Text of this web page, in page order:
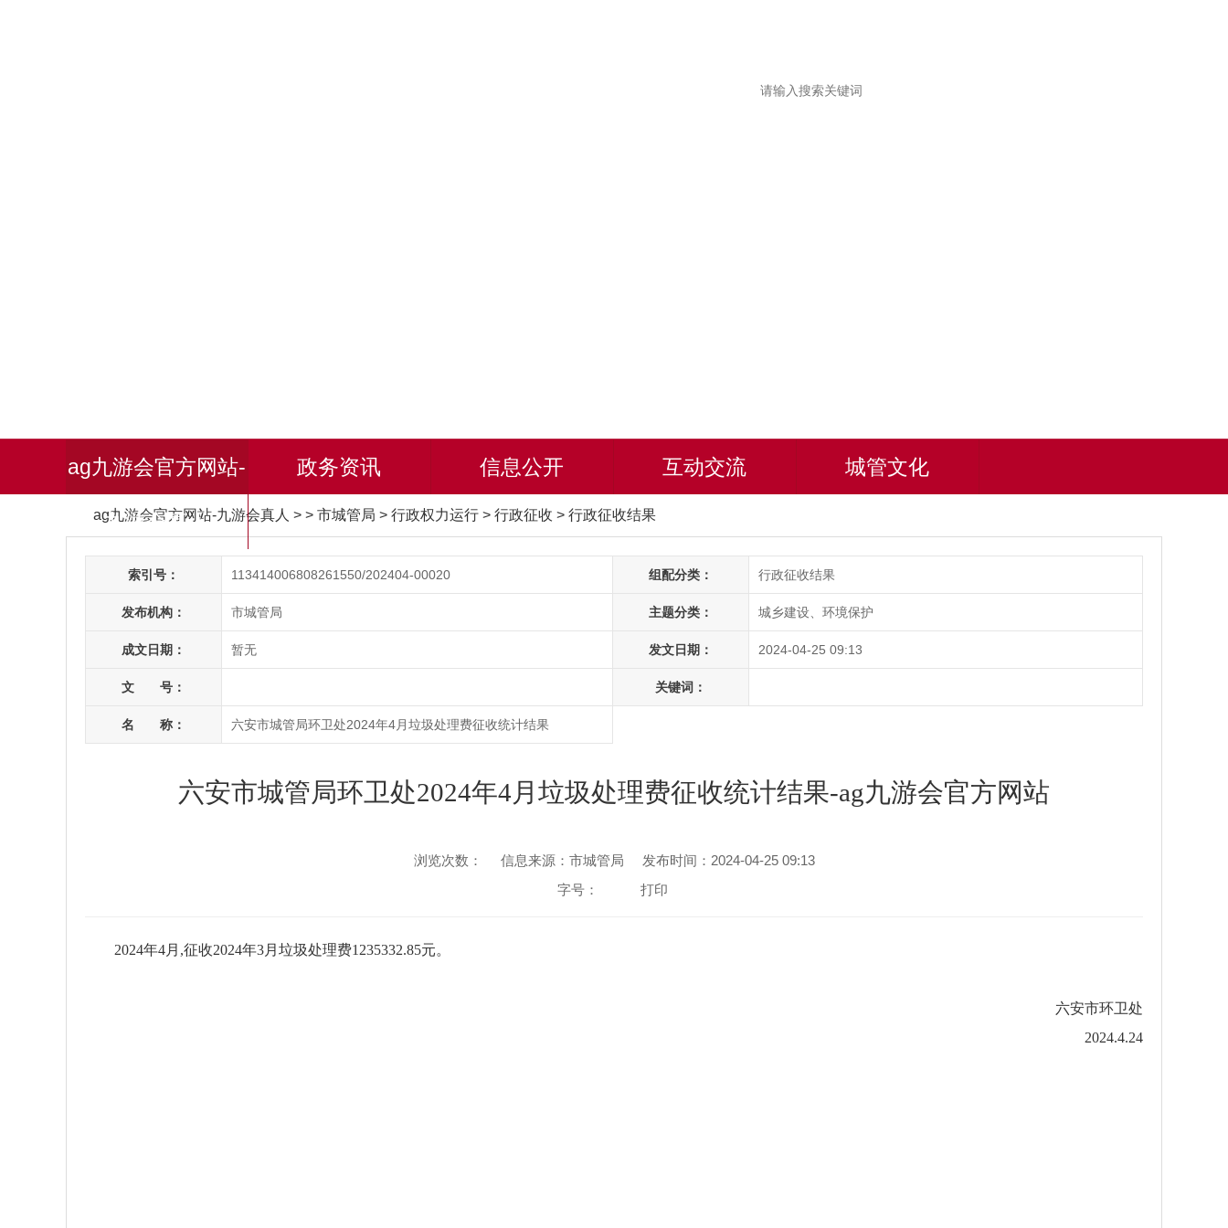
ag九游会官方网站-
九游会真人
政务资讯 信息公开 互动交流 城管文化
ag九游会官方网站-九游会真人 > > 市城管局 > 行政权力运行 > 行政征收 > 行政征收结果
索引号： 113414006808261550/202404-00020 组配分类： 行政征收结果
发布机构： 市城管局 主题分类： 城乡建设、环境保护
成文日期： 暂无 发文日期： 2024-04-25 09:13
文 号： 关键词：
名 称： 六安市城管局环卫处2024年4月垃圾处理费征收统计结果
六安市城管局环卫处2024年4月垃圾处理费征收统计结果-ag九游会官方网站
浏览次数： 信息来源：市城管局
发布时间：2024-04-25 09:13
字号：
打印
2024年4月,征收2024年3月垃圾处理费1235332.85元。
六安市环卫处
2024.4.24